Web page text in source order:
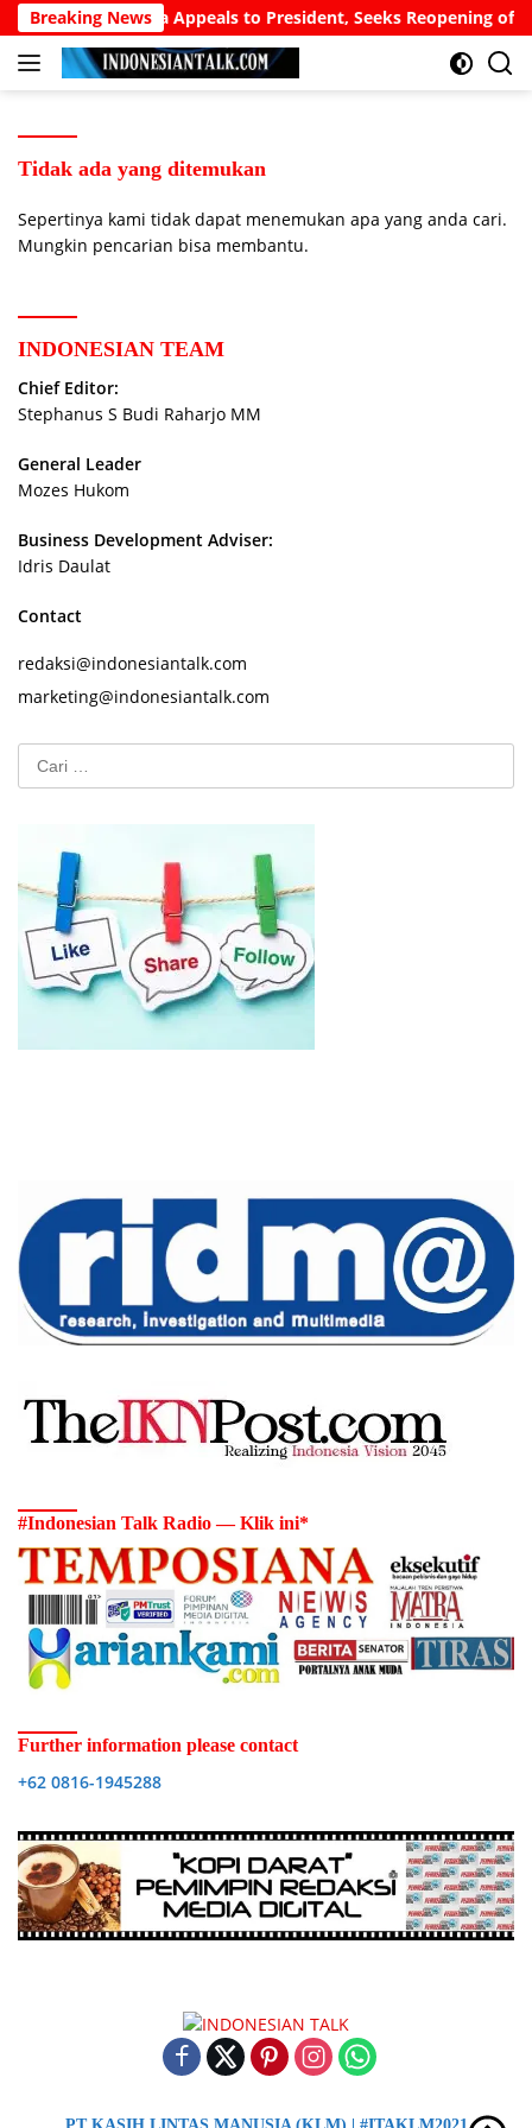
Langsung
ke
konten
Breaking News
Freddy Widjaja Appeals to President, Seeks Reopening of
Tidak ada yang ditemukan
Sepertinya kami tidak dapat menemukan apa yang anda cari.
Mungkin pencarian bisa membantu.
INDONESIAN TEAM
Chief Editor:
Stephanus S Budi Raharjo MM
General Leader
Mozes Hukom
Business Development Adviser:
Idris Daulat
Contact
redaksi@indonesiantalk.com
marketing@indonesiantalk.com
Cari
untuk:
#Indonesian Talk Radio — Klik ini*
Further information please contact
+62 0816-1945288